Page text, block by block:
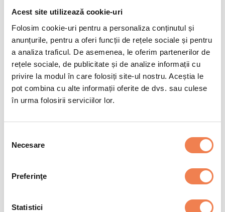
Acest site utilizează cookie-uri
Folosim cookie-uri pentru a personaliza conținutul și
anunțurile, pentru a oferi funcții de rețele sociale și pentru
a analiza traficul. De asemenea, le oferim partenerilor de
rețele sociale, de publicitate și de analize informații cu
privire la modul în care folosiți site-ul nostru. Aceștia le
pot combina cu alte informații oferite de dvs. sau culese
în urma folosirii serviciilor lor.
consimțământului
Necesare
Preferinţe
Statistici
La cuptor
Preincalziti cuptorul la 200 °C. Indepartati folia si asezati pizza
congelata in centrul cuptorului, pe grilaj si lasati-o sa se coaca
cca 11 – 14 minute. Pizza este gata pentru servire daca branza s-a
topit bine si marginea este maronie si crocanta. In cazul in care
pizza s-a decongelat putin in timpul transportului, recomandam
reducerea timpului de coacere.
Valori nutriționale/100gr +
Informații nutriționale Per 100 gr % CR*
Valoare energetică 1155 kJ / 275 kcal
14%
Grasimi
din care zaharuri
2%
Sare
18%
*Consumul de referință al unui adult obișnuit este de 8400kJ/2000kcal
Condiții de păstrare